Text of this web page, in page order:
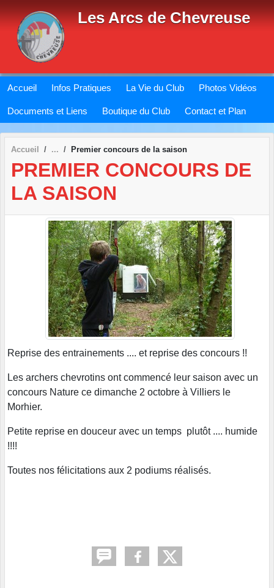
Les Arcs de Chevreuse
Accueil Infos Pratiques La Vie du Club Photos Vidéos
Documents et Liens Boutique du Club Contact et Plan
Accueil Premier concours de la saison
PREMIER CONCOURS DE
LA SAISON
Reprise des entrainements .... et reprise des concours !!
Les archers chevrotins ont commencé leur saison avec un
concours Nature ce dimanche 2 octobre à Villiers le
Morhier.
Petite reprise en douceur avec un temps plutôt .... humide
!!!!
Toutes nos félicitations aux 2 podiums réalisés.